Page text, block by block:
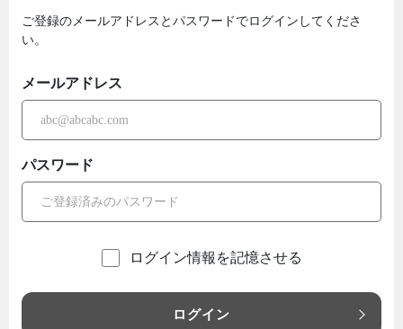
ご登録のメールアドレスとパスワードでログインしてくださ
い。
メールアドレス
パスワード
ログイン情報を記憶させる
ログイン